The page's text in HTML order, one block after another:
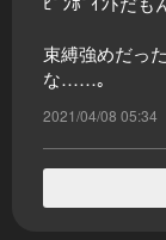
束縛強めだっ
な……｡
2021/04/08 05:34